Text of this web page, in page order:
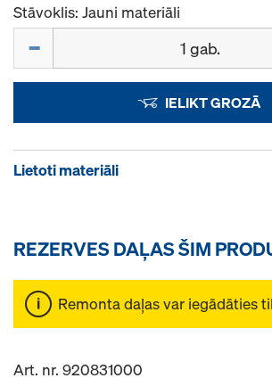
Stāvoklis: Jauni materiāli
IELIKT GROZĀ
Lietoti materiāli
REZERVES DAĻAS ŠIM
Remonta daļas var iegādāties
Art. nr. 920831000